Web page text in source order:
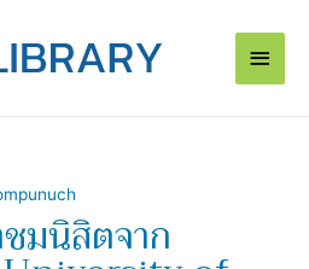
Main
มนิสิตจาก